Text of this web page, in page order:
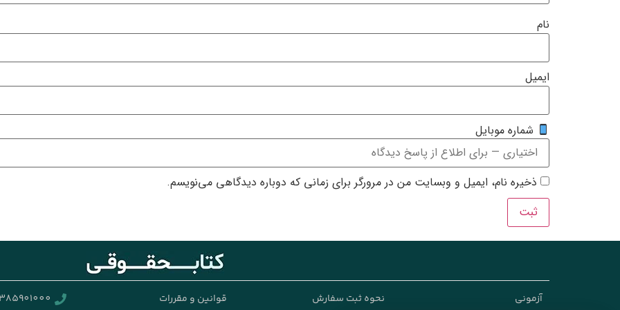
نام
ایمیل
شماره موبایل
ذخیره نام، ایمیل و وبسایت من در مرورگر برای زمانی که دوباره دیدگاهی می‌نویسم.
آزمونی نحوه ثبت سفارش قوانین و مقررات